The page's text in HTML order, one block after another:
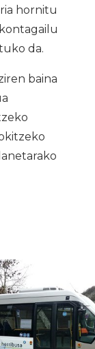
hornitu
da.
baina